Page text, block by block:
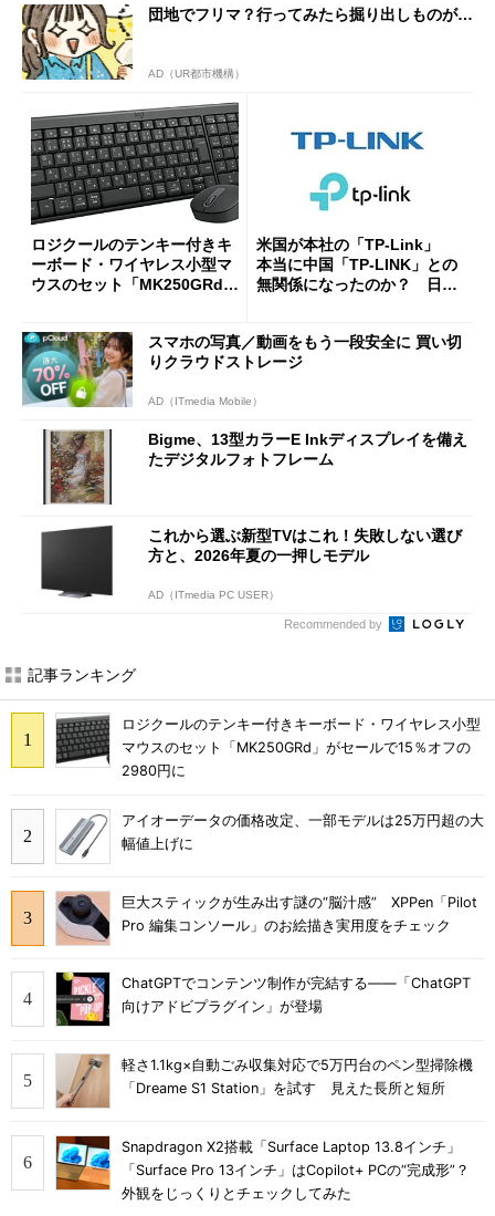
団地でフリマ？行ってみたら掘り出しものが…
AD（UR都市機構）
ロジクールのテンキー付きキ
ーボード・ワイヤレス小型マ
ウスのセット「MK250GRd」
米国が本社の「TP-Link」
本当に中国「TP-LINK」との
無関係になったのか？ 日本
スマホの写真／動画をもう一段安全に 買い切
りクラウドストレージ
AD（ITmedia Mobile）
Bigme、13型カラーE Inkディスプレイを備え
たデジタルフォトフレーム
これから選ぶ新型TVはこれ！失敗しない選び
方と、2026年夏の一押しモデル
AD（ITmedia PC USER）
Recommended by
記事ランキング
ロジクールのテンキー付きキーボード・ワイヤレス小型
マウスのセット「MK250GRd」がセールで15％オフの
2980円に
アイオーデータの価格改定、一部モデルは25万円超の大
幅値上げに
巨大スティックが生み出す謎の“脳汁感” XPPen「Pilot
Pro 編集コンソール」のお絵描き実用度をチェック
ChatGPTでコンテンツ制作が完結する――「ChatGPT
向けアドビプラグイン」が登場
軽さ1.1kg×自動ごみ収集対応で5万円台のペン型掃除機
「Dreame S1 Station」を試す 見えた長所と短所
Snapdragon X2搭載「Surface Laptop 13.8インチ」
「Surface Pro 13インチ」はCopilot+ PCの“完成形”？
外観をじっくりとチェックしてみた